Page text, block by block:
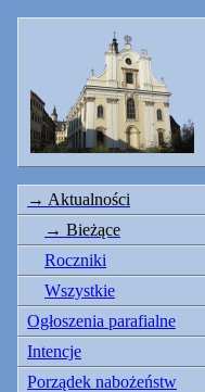
Aktualności
Bieżące
Roczniki
Wszystkie
Ogłoszenia parafialne
Intencje
Porządek nabożeństw